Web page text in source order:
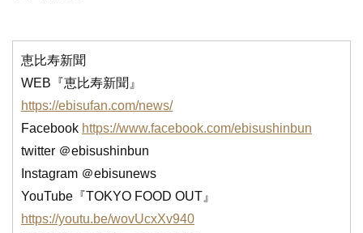
恵比寿新聞
WEB『恵比寿新聞』
https://ebisufan.com/news/
Facebook https://www.facebook.com/ebisushinbun
twitter ＠ebisushinbun
Instagram ＠ebisunews
YouTube『TOKYO FOOD OUT』
https://youtu.be/wovUcxXv940